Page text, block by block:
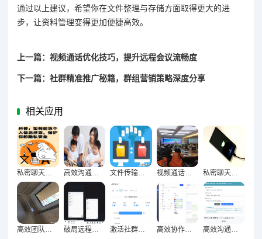
通过以上建议，希望你在文件整理与存储方面取得更大的进
步，让资料管理变得更加便捷高效。
上一篇：视频通话优化技巧，提升远程会议流畅度
下一篇：社群精准推广秘籍，群组营销策略深度分享
相关应用
私密聊天防窥术，筑牢个人信息安全屏障 高效沟通新捷径，聊天快捷操作实用指南 文件传输优化全攻略，便捷高效资料分享的实用秘籍 视频通话画质音质双优化，远程会议清晰高效新攻略 私密聊天安全防护网，隐藏与加密技术深度解析
高效团队资料管理密码，文件整理与存储技巧解锁术 破局远程沟通壁垒，视频通话与语音消息优化策略深度探索 激活社群活跃度，WhatsApp群发消息五大核心策略方法论 高效协作团队黄金法则，群组成员管理技巧精粹 高效沟通新引擎，群公告提醒设置技巧全解析